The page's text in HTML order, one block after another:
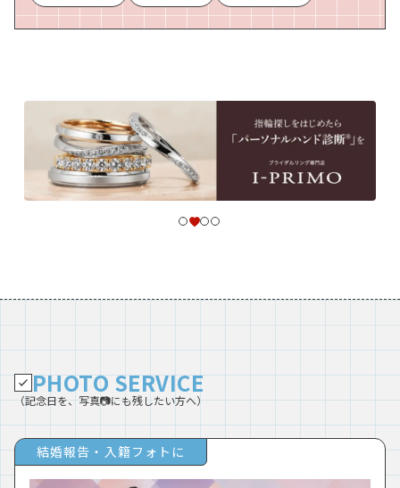
PHOTO SERVICE
（記念日を、写真📷にも残したい方へ）
結婚報告・入籍フォトに